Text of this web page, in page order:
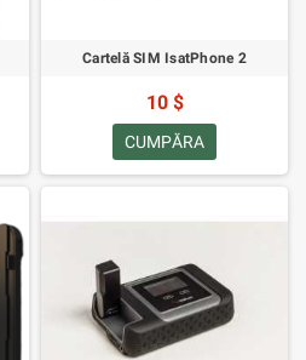
Cartelă SIM IsatPhone 2
10 $
CUMPĂRA